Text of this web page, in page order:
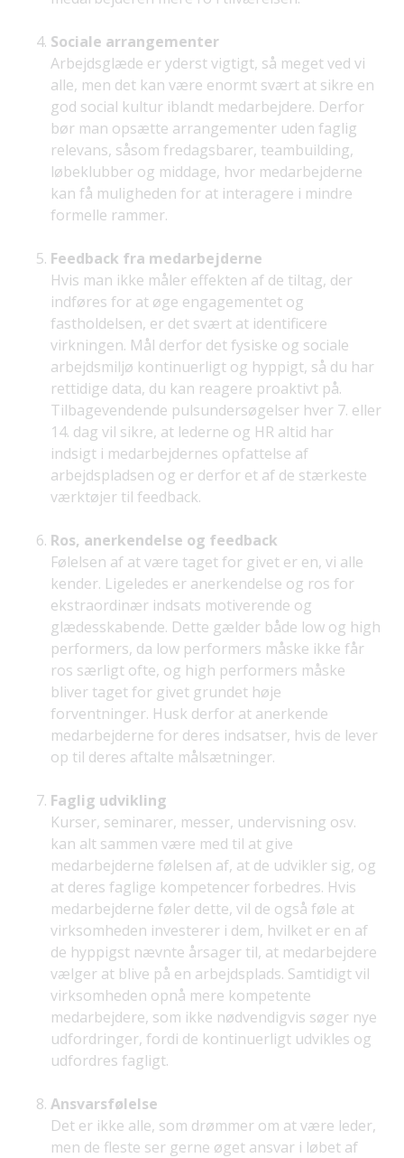
Sociale arrangementer
Arbejdsglæde er yderst vigtigt, så meget ved vi
alle, men det kan være enormt svært at sikre en
god social kultur iblandt medarbejdere. Derfor
bør man opsætte arrangementer uden faglig
relevans, såsom fredagsbarer, teambuilding,
løbeklubber og middage, hvor medarbejderne
kan få muligheden for at interagere i mindre
formelle rammer.
Feedback fra medarbejderne
Hvis man ikke måler effekten af de tiltag, der
indføres for at øge engagementet og
fastholdelsen, er det svært at identificere
virkningen. Mål derfor det fysiske og sociale
arbejdsmiljø kontinuerligt og hyppigt, så du har
rettidige data, du kan reagere proaktivt på.
Tilbagevendende pulsundersøgelser hver 7. eller
14. dag vil sikre, at lederne og HR altid har
indsigt i medarbejdernes opfattelse af
arbejdspladsen og er derfor et af de stærkeste
værktøjer til feedback.
Ros, anerkendelse og feedback
Følelsen af at være taget for givet er en, vi alle
kender. Ligeledes er anerkendelse og ros for
ekstraordinær indsats motiverende og
glædesskabende. Dette gælder både low og high
performers, da low performers måske ikke får
ros særligt ofte, og high performers måske
bliver taget for givet grundet høje
forventninger. Husk derfor at anerkende
medarbejderne for deres indsatser, hvis de lever
op til deres aftalte målsætninger.
Faglig udvikling
Kurser, seminarer, messer, undervisning osv.
kan alt sammen være med til at give
medarbejderne følelsen af, at de udvikler sig, og
at deres faglige kompetencer forbedres. Hvis
medarbejderne føler dette, vil de også føle at
virksomheden investerer i dem, hvilket er en af
de hyppigst nævnte årsager til, at medarbejdere
vælger at blive på en arbejdsplads. Samtidigt vil
virksomheden opnå mere kompetente
medarbejdere, som ikke nødvendigvis søger nye
udfordringer, fordi de kontinuerligt udvikles og
udfordres fagligt.
Ansvarsfølelse
Det er ikke alle, som drømmer om at være leder,
men de fleste ser gerne øget ansvar i løbet af